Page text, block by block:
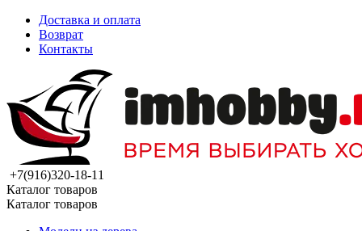
Доставка и оплата
Возврат
Контакты
+7(916)320-18-11
Каталог товаров
Каталог товаров